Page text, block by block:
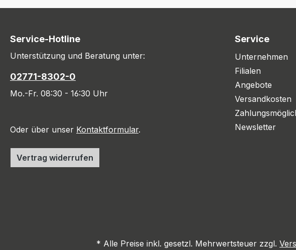
Service-Hotline
Unterstützung und Beratung unter:
02771-8302-0
Mo.-Fr. 08:30 - 16:30 Uhr
Oder über unser Kontaktformular.
Vertrag widerrufen
Service
Unternehmen
Filialen
Angebote
Versandkosten
Newsletter
* Alle Preise inkl. gesetzl. Mehrwertsteuer zzgl.